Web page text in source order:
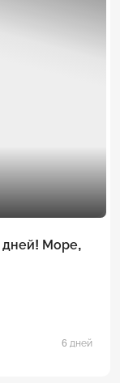
дней! Море,
6 дней